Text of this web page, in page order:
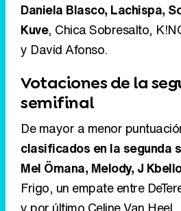
Daniela Blasco, Lachispa,
Kuve, Chica Sobresalto,
y David Afonso.
Votaciones de la
semifinal
De mayor a menor
clasificados en la segunda
Mel Ömana, Melody, J
Frigo, un empate entre